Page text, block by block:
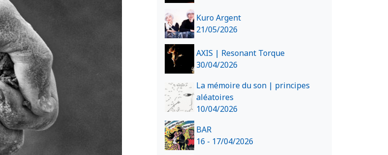
Kuro Argent
21/05/2026
AXIS | Resonant Torque
30/04/2026
La mémoire du son | principes
aléatoires
10/04/2026
BAR
16 - 17/04/2026